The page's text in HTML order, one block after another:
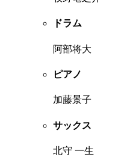
ドラム
阿部将大
ピアノ
加藤景子
サックス
北守 一生